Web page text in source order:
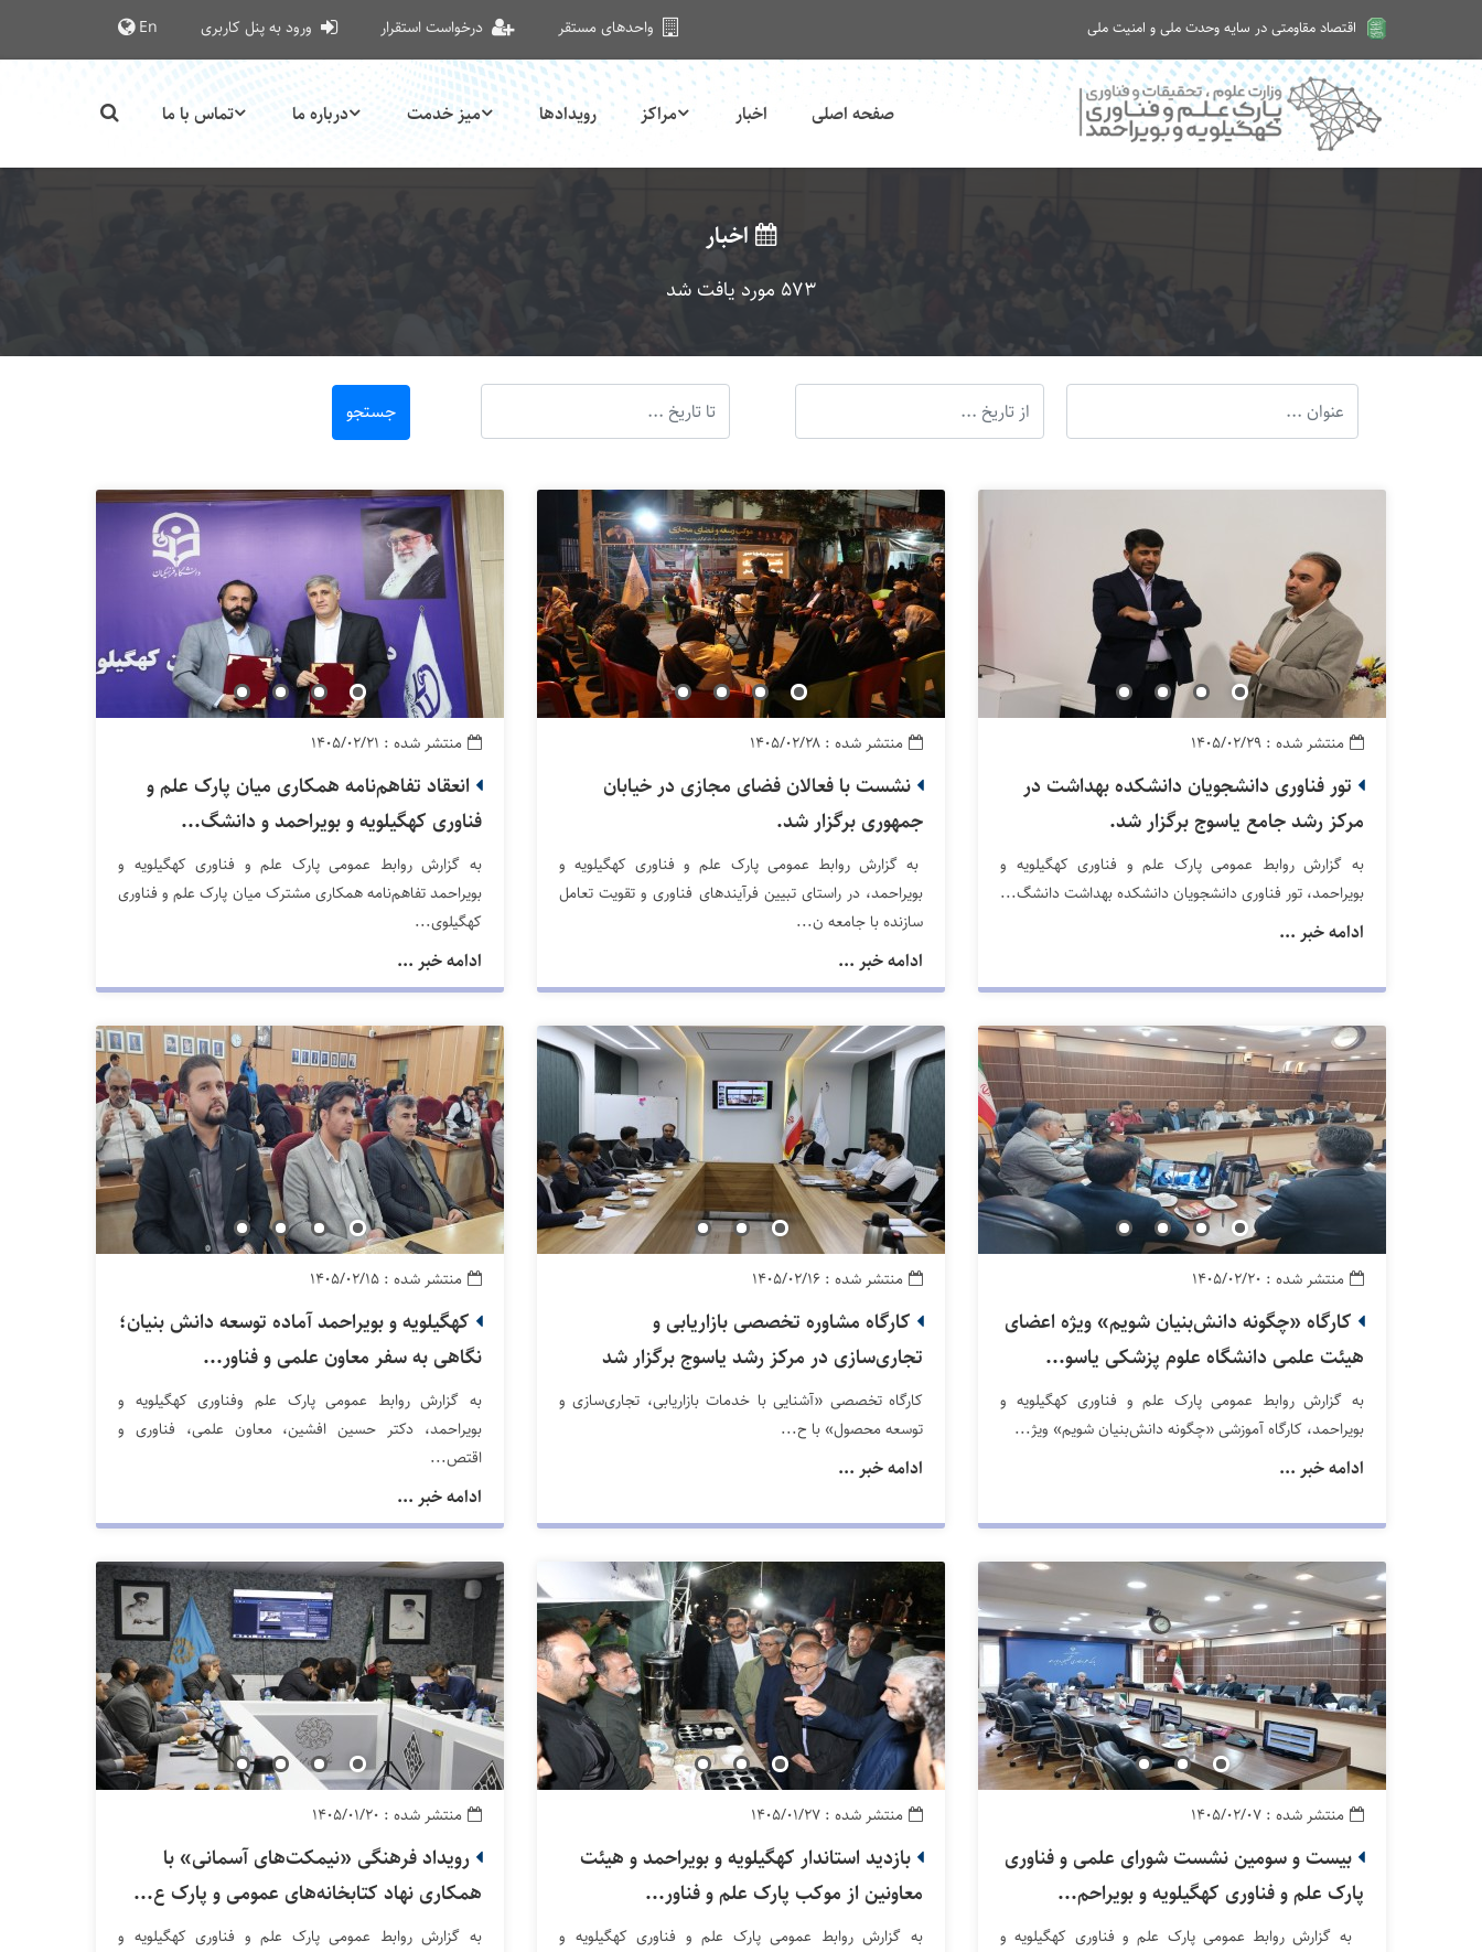
اقتصاد مقاومتی در سایه وحدت ملی و امنیت ملی
امروز شنبه ۱۷ مرداد ۱۴۰۵
واحدهای مستقر درخواست استقرار ورود به پنل کاربری En
صفحه اصلی اخبار مراکز رویدادها میز خدمت درباره ما تماس با ما
اخبار
573 مورد یافت شد
جستجو
منتشر شده : ۱۴۰۵/۰۲/۲۹
تور فناوری دانشجویان دانشکده بهداشت در
مرکز رشد جامع یاسوج برگزار شد.
به گزارش روابط عمومی پارک علم و فناوری کهگیلویه و
بویراحمد، تور فناوری دانشجویان دانشکده بهداشت دانشگ...
ادامه خبر ...
منتشر شده : ۱۴۰۵/۰۲/۲۸
نشست با فعالان فضای مجازی در خیابان
جمهوری برگزار شد.
به گزارش روابط عمومی پارک علم و فناوری کهگیلویه و
بویراحمد، در راستای تبیین فرآیندهای فناوری و تقویت تعامل
سازنده با جامعه ن...
ادامه خبر ...
منتشر شده : ۱۴۰۵/۰۲/۲۱
انعقاد تفاهم‌نامه همکاری میان پارک علم و
فناوری کهگیلویه و بویراحمد و دانشگ...
به گزارش روابط عمومی پارک علم و فناوری کهگیلویه و
بویراحمد تفاهم‌نامه همکاری مشترک میان پارک علم و فناوری
کهگیلوی...
ادامه خبر ...
منتشر شده : ۱۴۰۵/۰۲/۲۰
کارگاه «چگونه دانش‌بنیان شویم» ویژه اعضای
هیئت علمی دانشگاه علوم پزشکی یاسو...
به گزارش روابط عمومی پارک علم و فناوری کهگیلویه و
بویراحمد، کارگاه آموزشی «چگونه دانش‌بنیان شویم» ویژ...
ادامه خبر ...
منتشر شده : ۱۴۰۵/۰۲/۱۶
کارگاه مشاوره تخصصی بازاریابی و
تجاری‌سازی در مرکز رشد یاسوج برگزار شد
کارگاه تخصصی «آشنایی با خدمات بازاریابی، تجاری‌سازی و
توسعه محصول» با ح...
ادامه خبر ...
منتشر شده : ۱۴۰۵/۰۲/۱۵
کهگیلویه و بویراحمد آماده توسعه دانش بنیان؛
نگاهی به سفر معاون علمی و فناور...
به گزارش روابط عمومی پارک علم وفناوری کهگیلویه و
بویراحمد، دکتر حسین افشین، معاون علمی، فناوری و
اقتص...
ادامه خبر ...
منتشر شده : ۱۴۰۵/۰۲/۰۷
بیست‌ و سومین نشست شورای علمی و فناوری
پارک علم و فناوری کهگیلویه و بویراحم...
به گزارش روابط عمومی پارک علم و فناوری کهگیلویه و
منتشر شده : ۱۴۰۵/۰۱/۲۷
بازدید استاندار کهگیلویه و بویراحمد و هیئت
معاونین از موکب پارک علم و فناور...
به گزارش روابط عمومی پارک علم و فناوری کهگیلویه و
منتشر شده : ۱۴۰۵/۰۱/۲۰
رویداد فرهنگی «نیمکت‌های آسمانی» با
همکاری نهاد کتابخانه‌های عمومی و پارک ع...
به گزارش روابط عمومی پارک علم و فناوری کهگیلویه و